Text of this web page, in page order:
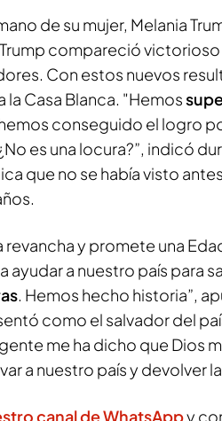
de su mujer, Melania
compareció victorioso
Con estos nuevos
la Casa Blanca. "Hemos
conseguido el logro
es una locura?”, indicó
que no se había visto
revancha y promete una
ayudar a nuestro país para
. Hemos hecho historia”,
como el salvador del
me ha dicho que Dios
a nuestro país y devolver
canal de WhatsAppy